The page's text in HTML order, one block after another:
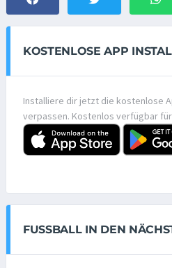
KOSTENLOSE APP
Installiere dir jetzt die kostenlose
verpassen. Kostenlos verfügbar
FUSSBALL IN DEN